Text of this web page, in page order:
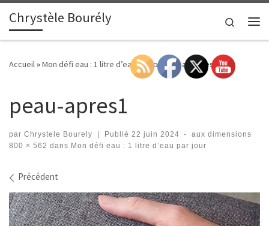
Passer au contenu
Chrystèle Bourély
Search
Accueil»Mon défi eau : 1 litre d’eau par jour» peau-apres1
peau-apres1
par Chrystele Bourely | Publié 22 juin 2024 -
aux dimensions
800 × 562 dans Mon défi eau : 1 litre d’eau par jour
Navigation des images
Précédent